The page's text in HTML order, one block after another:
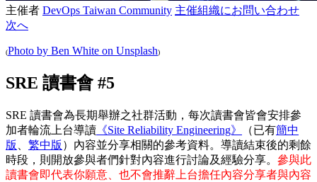
主催者 DevOps Taiwan Community 主催組織にお問い合わせ
次へ
(Photo by Ben White on Unsplash)
SRE 讀書會 #5
SRE 讀書會為長期舉辦之社群活動，每次讀書會皆會安排參
加者輪流上台導讀 《Site Reliability Engineering》 （已有簡中
版
繁中版 ）內容並分享相關的參考資料。導讀結束後的剩餘
時段，則開放參與者們針對內容進行討論及經驗分享。 參與此
讀書會即代表你願意、也不會推辭上台擔任內容分享者與內容